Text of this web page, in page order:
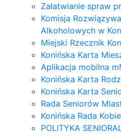
Załatwianie spraw
Komisja
Alkoholowych w
Miejski Rzecznik
Konińska Karta
Aplikacja mobilna
Konińska Karta
Konińska Karta
Rada Seniorów
Konińska Rada
POLITYKA